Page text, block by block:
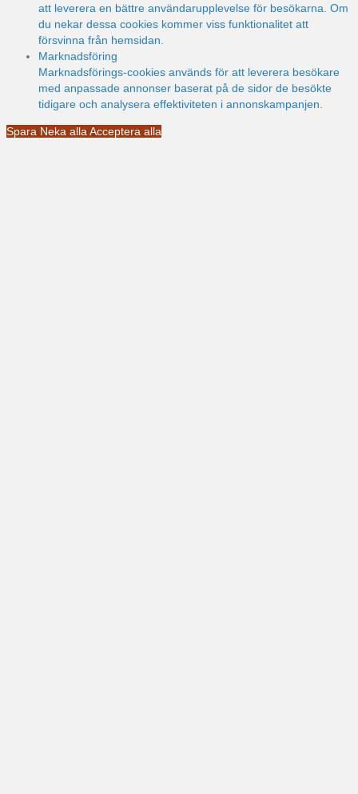
att leverera en bättre användarupplevelse för besökarna. Om
du nekar dessa cookies kommer viss funktionalitet att
försvinna från hemsidan.
Marknadsföring
Marknadsförings-cookies används för att leverera besökare
med anpassade annonser baserat på de sidor de besökte
tidigare och analysera effektiviteten i annonskampanjen.
Spara Neka alla Acceptera alla